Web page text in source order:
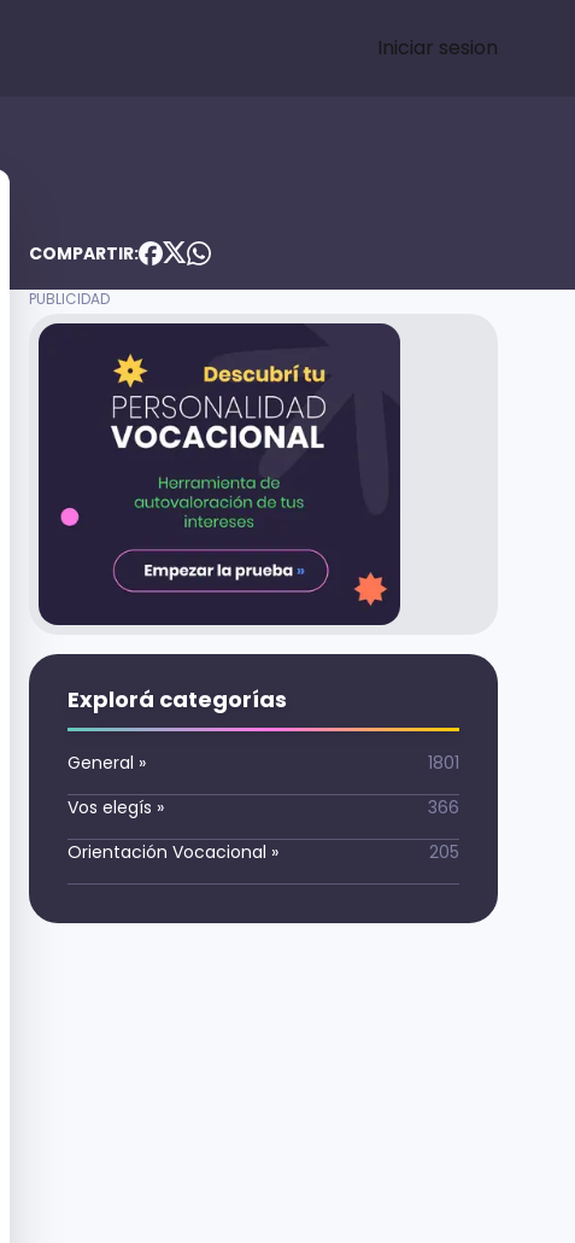
Iniciar sesion
COMPARTIR:
Explorá categorías
General »
1801
Vos elegís »
366
Orientación Vocacional » 205